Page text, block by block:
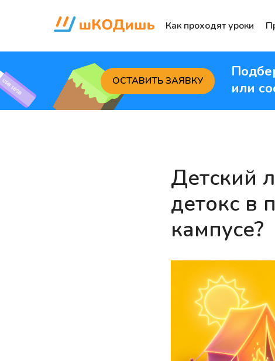
Как проходят уроки
или
ОСТАВИТЬ ЗАЯВКУ
Детский
детокс в
кампусе?